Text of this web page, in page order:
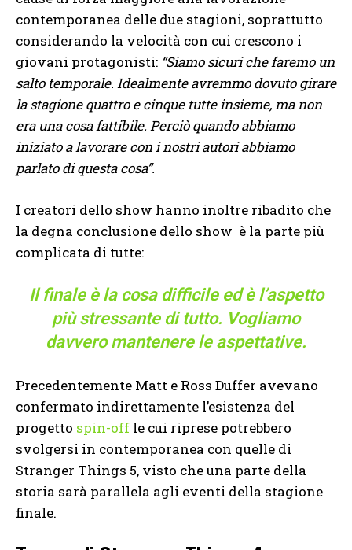
contemporanea delle due stagioni, soprattutto
considerando la velocità con cui crescono i
giovani protagonisti: “Siamo sicuri che faremo un
salto temporale. Idealmente avremmo dovuto girare
la stagione quattro e cinque tutte insieme, ma non
era una cosa fattibile. Perciò quando abbiamo
iniziato a lavorare con i nostri autori abbiamo
parlato di questa cosa”.
I creatori dello show hanno inoltre ribadito che
la degna conclusione dello show è la parte più
complicata di tutte:
Il finale è la cosa difficile ed è l’aspetto
più stressante di tutto. Vogliamo
davvero mantenere le aspettative.
Precedentemente Matt e Ross Duffer avevano
confermato indirettamente l’esistenza del
progetto spin-off le cui riprese potrebbero
svolgersi in contemporanea con quelle di
Stranger Things 5, visto che una parte della
storia sarà parallela agli eventi della stagione
finale.